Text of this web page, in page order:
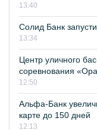
13:40
Солид Банк
13:34
Центр уличного
соревнования
12:50
Альфа-Банк
карте до 150 дней
12:13